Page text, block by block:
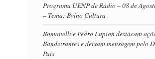
Programa UENP de Rádio – 08 de
– Tema: Bvino Cultura
Romanelli e Pedro Lupion destacam
Bandeirantes e deixam mensagem pelo
Pais